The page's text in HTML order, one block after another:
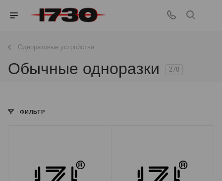
Одноразовые устройства
Обычные одноразки 278
ФИЛЬТР